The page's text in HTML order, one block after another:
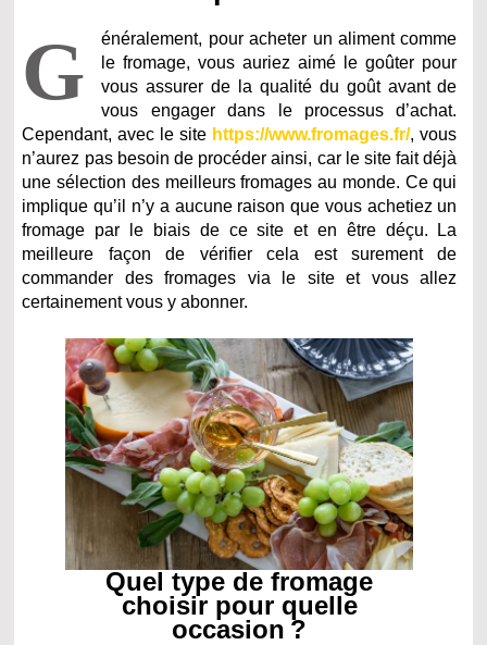
G
énéralement, pour acheter un aliment comme
le fromage, vous auriez aimé le goûter pour
vous assurer de la qualité du goût avant de
vous engager dans le processus d’achat.
Cependant, avec le site https://www.fromages.fr/, vous
n’aurez pas besoin de procéder ainsi, car le site fait déjà
une sélection des meilleurs fromages au monde. Ce qui
implique qu’il n’y a aucune raison que vous achetiez un
fromage par le biais de ce site et en être déçu. La
meilleure façon de vérifier cela est surement de
commander des fromages via le site et vous allez
certainement vous y abonner.
Quel type de fromage
choisir pour quelle
occasion ?